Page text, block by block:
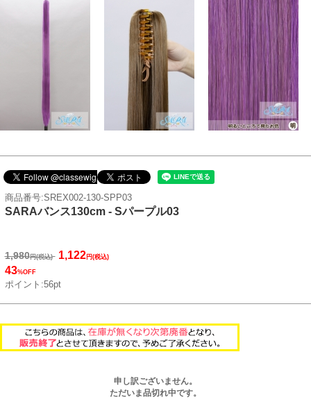
商品番号:SREX002-130-SPP03
SARAバンス130cm - Sパープル03
1,980円(税込) 1,122円(税込)
43%OFF
ポイント:56pt
申し訳ございません。
ただいま品切れ中です。